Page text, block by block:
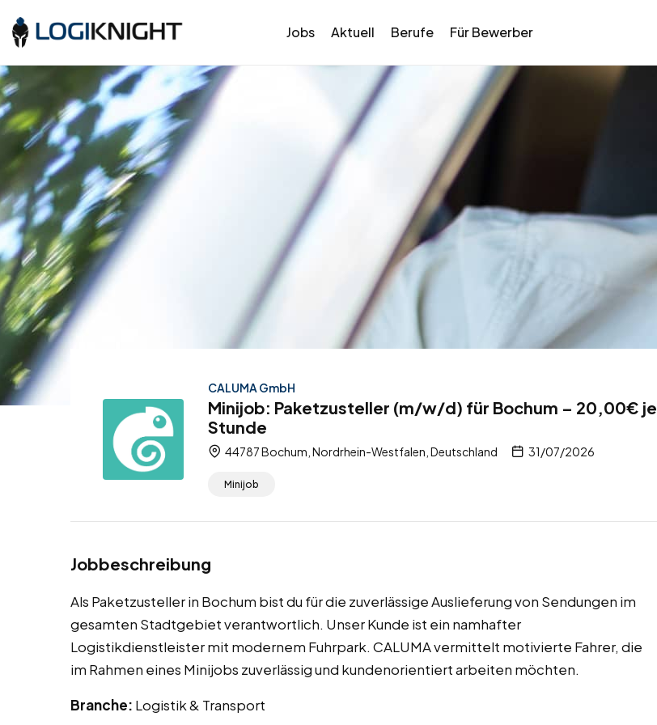
Jobs Aktuell Berufe Für Bewerber
CALUMA GmbH
Minijob: Paketzusteller (m/w/d) für Bochum – 20,00€ je
Stunde
44787 Bochum, Nordrhein-Westfalen, Deutschland 31/07/2026
Minijob
Jobbeschreibung
Als Paketzusteller in Bochum bist du für die zuverlässige Auslieferung von Sendungen im
gesamten Stadtgebiet verantwortlich. Unser Kunde ist ein namhafter
Logistikdienstleister mit modernem Fuhrpark. CALUMA vermittelt motivierte Fahrer, die
im Rahmen eines Minijobs zuverlässig und kundenorientiert arbeiten möchten.
Branche: Logistik & Transport